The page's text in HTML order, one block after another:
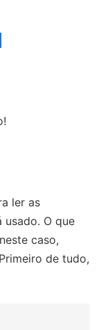
ler as
usado. O que
caso,
de tudo,